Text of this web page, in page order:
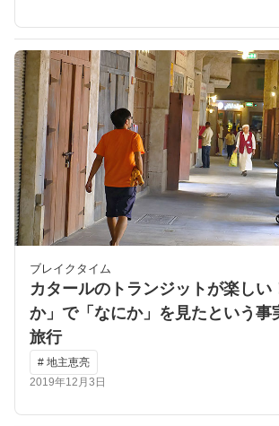
ブレイクタイム
カタールのトランジットが楽しい
か」で「なにか」を見たという事
旅行
# 地主恵亮
2019年12月3日